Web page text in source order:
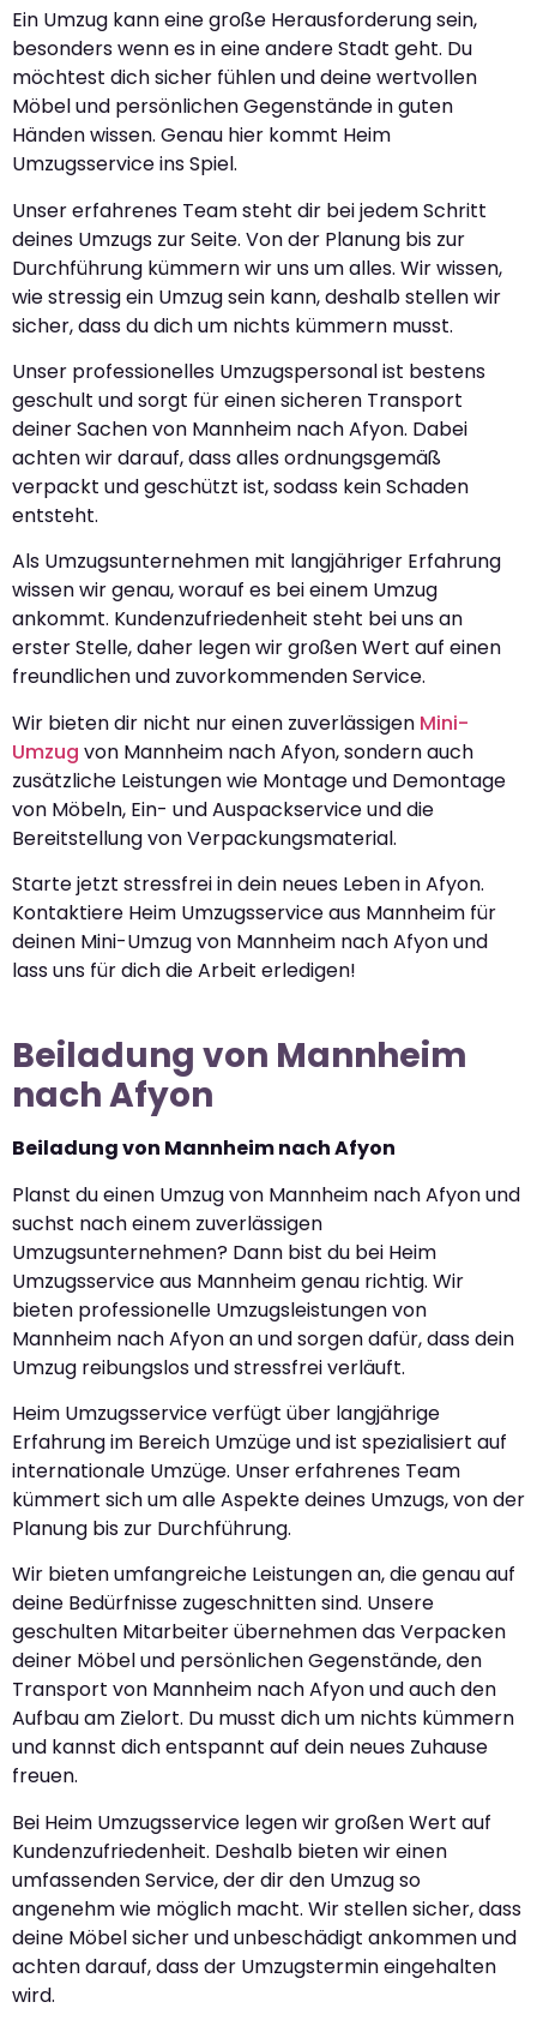
Ein Umzug kann eine große Herausforderung sein,
besonders wenn es in eine andere Stadt geht. Du
möchtest dich sicher fühlen und deine wertvollen
Möbel und persönlichen Gegenstände in guten
Händen wissen. Genau hier kommt Heim
Umzugsservice ins Spiel.
Unser erfahrenes Team steht dir bei jedem Schritt
deines Umzugs zur Seite. Von der Planung bis zur
Durchführung kümmern wir uns um alles. Wir wissen,
wie stressig ein Umzug sein kann, deshalb stellen wir
sicher, dass du dich um nichts kümmern musst.
Unser professionelles Umzugspersonal ist bestens
geschult und sorgt für einen sicheren Transport
deiner Sachen von Mannheim nach Afyon. Dabei
achten wir darauf, dass alles ordnungsgemäß
verpackt und geschützt ist, sodass kein Schaden
entsteht.
Als Umzugsunternehmen mit langjähriger Erfahrung
wissen wir genau, worauf es bei einem Umzug
ankommt. Kundenzufriedenheit steht bei uns an
erster Stelle, daher legen wir großen Wert auf einen
freundlichen und zuvorkommenden Service.
Wir bieten dir nicht nur einen zuverlässigen Mini-
Umzug von Mannheim nach Afyon, sondern auch
zusätzliche Leistungen wie Montage und Demontage
von Möbeln, Ein- und Auspackservice und die
Bereitstellung von Verpackungsmaterial.
Starte jetzt stressfrei in dein neues Leben in Afyon.
Kontaktiere Heim Umzugsservice aus Mannheim für
deinen Mini-Umzug von Mannheim nach Afyon und
lass uns für dich die Arbeit erledigen!
Beiladung von Mannheim
nach Afyon
Beiladung von Mannheim nach Afyon
Planst du einen Umzug von Mannheim nach Afyon und
suchst nach einem zuverlässigen
Umzugsunternehmen? Dann bist du bei Heim
Umzugsservice aus Mannheim genau richtig. Wir
bieten professionelle Umzugsleistungen von
Mannheim nach Afyon an und sorgen dafür, dass dein
Umzug reibungslos und stressfrei verläuft.
Heim Umzugsservice verfügt über langjährige
Erfahrung im Bereich Umzüge und ist spezialisiert auf
internationale Umzüge. Unser erfahrenes Team
kümmert sich um alle Aspekte deines Umzugs, von der
Planung bis zur Durchführung.
Wir bieten umfangreiche Leistungen an, die genau auf
deine Bedürfnisse zugeschnitten sind. Unsere
geschulten Mitarbeiter übernehmen das Verpacken
deiner Möbel und persönlichen Gegenstände, den
Transport von Mannheim nach Afyon und auch den
Aufbau am Zielort. Du musst dich um nichts kümmern
und kannst dich entspannt auf dein neues Zuhause
freuen.
Bei Heim Umzugsservice legen wir großen Wert auf
Kundenzufriedenheit. Deshalb bieten wir einen
umfassenden Service, der dir den Umzug so
angenehm wie möglich macht. Wir stellen sicher, dass
deine Möbel sicher und unbeschädigt ankommen und
achten darauf, dass der Umzugstermin eingehalten
wird.